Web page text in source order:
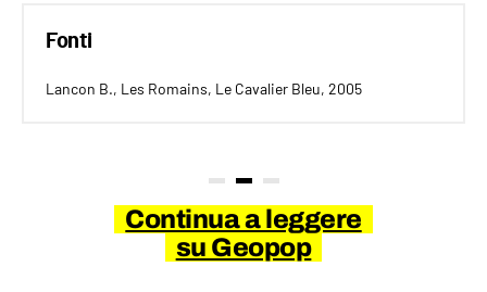
Fonti
Lancon B., Les Romains, Le Cavalier Bleu, 2005
Continua a leggere
su Geopop